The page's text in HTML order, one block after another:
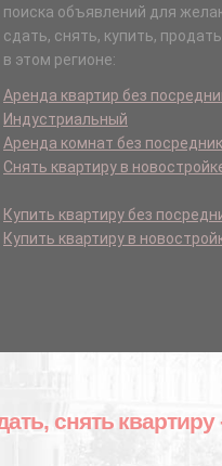
поиска объявлений для
сдать, снять, купить,
в этом регионе:
Аренда квартир без
Индустриальный
Аренда комнат без
Снять квартиру в
Купить квартиру без
Купить квартиру в
снять